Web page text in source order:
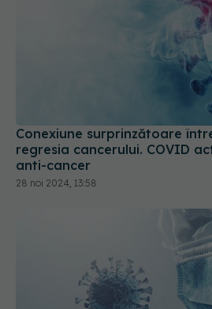
Conexiune surprinzătoare
regresia cancerului. COVID
anti-cancer
28 noi 2024, 13:58